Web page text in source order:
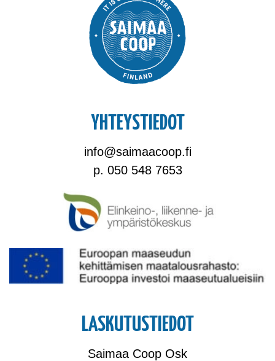
YHTEYSTIEDOT
info@saimaacoop.fi
p. 050 548 7653
LASKUTUSTIEDOT
Saimaa Coop Osk